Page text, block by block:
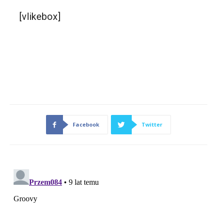
[vlikebox]
Facebook Twitter